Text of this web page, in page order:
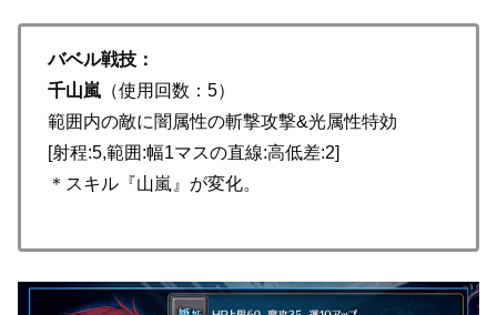
バベル戦技：
千山嵐 （使用回数：5）
範囲内の敵に闇属性の斬撃攻撃&光属性特効
[射程:5,範囲:幅1マスの直線:高低差:2]
＊スキル『山嵐』が変化。